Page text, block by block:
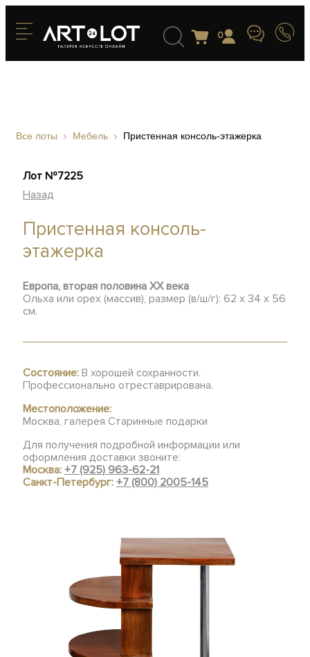
0
Все лоты Мебель Пристенная консоль-этажерка
Лот №7225
Назад
Пристенная консоль-
этажерка
Европа, вторая половина ХХ века
Ольха или орех (массив), размер (в/ш/г): 62 х 34 х 56
см.
Состояние: В хорошей сохранности.
Профессионально отреставрирована.
Местоположение:
Москва, галерея Старинные подарки
Для получения подробной информации или
оформления доставки звоните:
Москва:+7 (925) 963-62-21
Санкт-Петербург:+7 (800) 2005-145